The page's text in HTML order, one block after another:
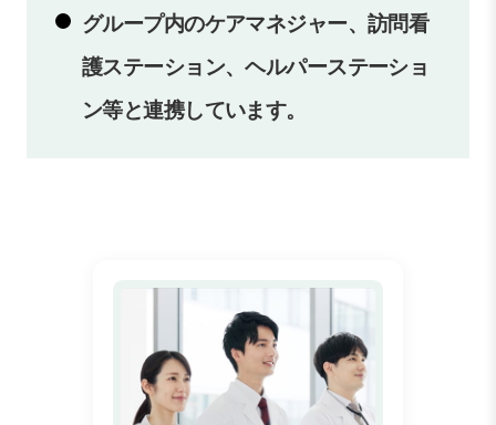
グループ内のケアマネジャー、訪問看
護ステーション、ヘルパーステーショ
ン等と連携しています。